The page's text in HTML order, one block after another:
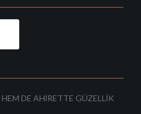
DE AHİRETTE GÜZELLİK